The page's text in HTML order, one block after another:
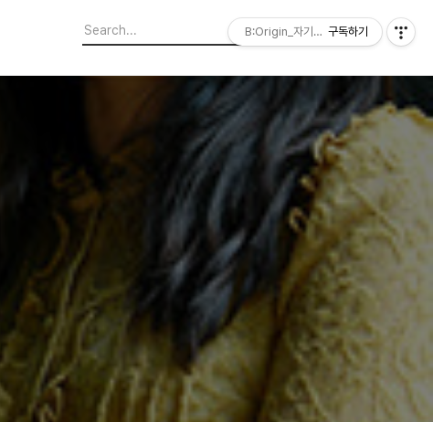
B:Origin_자기다움을 디자인합니다
구독하기